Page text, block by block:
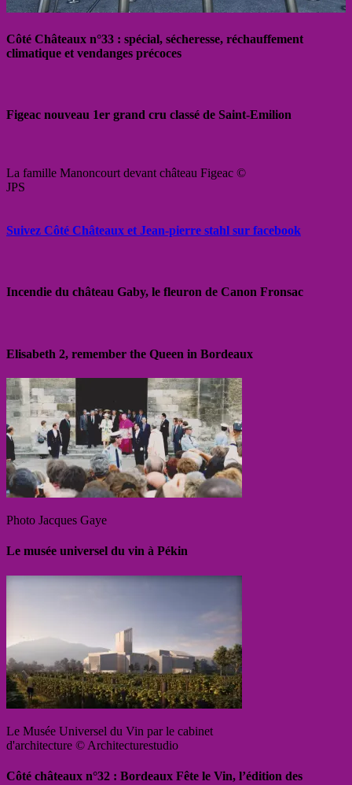
Côté Châteaux n°33 : spécial, sécheresse, réchauffement
climatique et vendanges précoces
Figeac nouveau 1er grand cru classé de Saint-Emilion
La famille Manoncourt devant château Figeac ©
JPS
Suivez Côté Châteaux et Jean-pierre stahl sur facebook
Incendie du château Gaby, le fleuron de Canon Fronsac
Elisabeth 2, remember the Queen in Bordeaux
Photo Jacques Gaye
Le musée universel du vin à Pékin
Le Musée Universel du Vin par le cabinet
d'architecture © Architecturestudio
Côté châteaux n°32 : Bordeaux Fête le Vin, l’édition des